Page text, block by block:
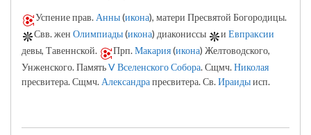
Успение прав. Анны(икона), матери Пресвятой Богородицы.
Свв. жен Олимпиады(икона) диакониссы и Евпраксии
девы, Тавеннской.
Прп.Макария(икона) Желтоводского,
Унженского. ПамятьV Вселенского Собора. Сщмч.Николая
пресвитера. Сщмч. Александрапресвитера. Св.Ираидыисп.